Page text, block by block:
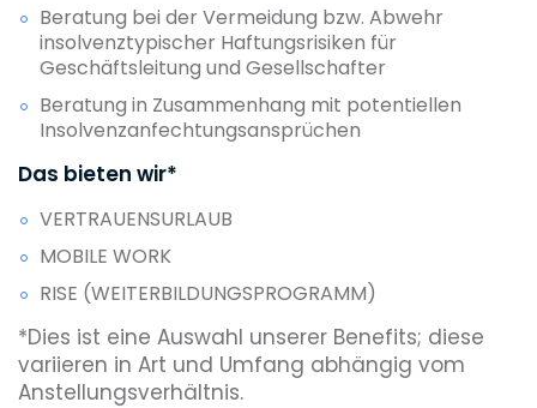
Beratung bei der Vermeidung bzw. Abwehr
insolvenztypischer Haftungsrisiken für
Geschäftsleitung und Gesellschafter
Beratung in Zusammenhang mit potentiellen
Insolvenzanfechtungsansprüchen
Das bieten wir*
VERTRAUENSURLAUB
MOBILE WORK
RISE (WEITERBILDUNGSPROGRAMM)
*Dies ist eine Auswahl unserer Benefits; diese
variieren in Art und Umfang abhängig vom
Anstellungsverhältnis.